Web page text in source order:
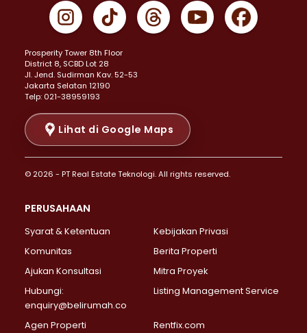
Properti Dijual di Gambir >
Properti Dijual di Johar Baru >
Properti Dijual di Menteng >
Properti Dijual di Senen >
Properti Dijual di Tanah Abang >
Properti Dijual di Cikini >
Properti Dijual di Kramat >
Properti Dijual di Pasar Baru >
Properti Dijual di Bendungan Hilir >
Properti Dijual di Jakarta Selatan >
Properti Dijual di Lebak Bulus >
Properti Dijual di Gandaria Selatan >
Properti Dijual di Pondok Labu >
Properti Dijual di Lenteng Agung >
Properti Dijual di Senayan >
Properti Dijual di Pondok Pinang >
Prosperity Tower 8th Floor
District 8, SCBD Lot 28
JI. Jend. Sudirman Kav. 52-53
Jakarta Selatan 12190
Telp: 021-38959193
Lihat di Google Maps
© 2026 - PT Real Estate Teknologi. All rights reserved.
PERUSAHAAN
Syarat & Ketentuan
Kebijakan Privasi
Komunitas
Berita Properti
Ajukan Konsultasi
Mitra Proyek
Hubungi:
enquiry@belirumah.co
Listing Management Service
Agen Properti Rentfix.com